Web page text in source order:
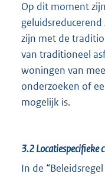
Op dit moment
zijn met de
van traditioneel
woningen van
onderzoeken of
mogelijk is.
3.2Locatiespecifieke
In de